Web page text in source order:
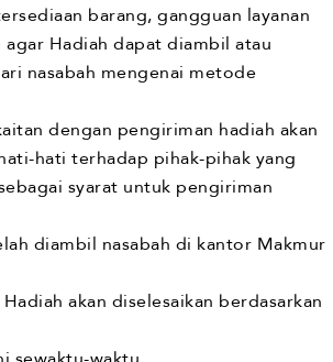
barang, gangguan layanan
Hadiah dapat diambil atau
nasabah mengenai metode
dengan pengiriman hadiah akan
hati terhadap pihak-pihak yang
syarat untuk pengiriman
diambil nasabah di kantor Makmur
akan diselesaikan berdasarkan